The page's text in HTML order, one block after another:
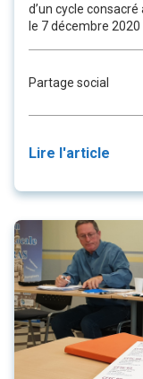
d’un cycle
le 7 décembre
Partage social
Lire l'article